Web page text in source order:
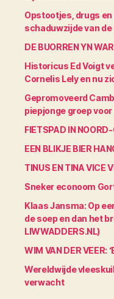
Opstootjes, drugs
schaduwzijde van
DE BUORREN YN
Historicus Ed Voigt
Cornelis Lely en nu
Gepromoveerd
piepjonge groep
FIETSPAD IN
EEN BLIKJE BIER
TINUS EN TINA VICE
Sneker econoom
Klaas Jansma: Op
de soep en dan het
LIWWADDERS.NL)
WIM VAN DER VEER:
Wereldwijde
verwacht